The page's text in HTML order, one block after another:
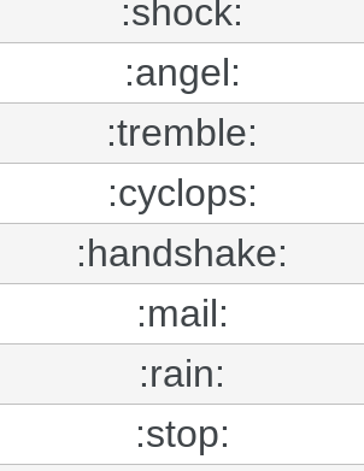
:shock:
:angel:
:tremble:
:cyclops:
:handshake:
:mail:
:rain:
:stop: